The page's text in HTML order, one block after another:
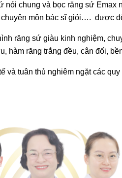
nói chung và bọc răng sứ
môn bác sĩ giỏi…. được
răng sứ giàu kinh nghiệm,
hàm răng trắng đều, cân đối,
và tuân thủ nghiêm ngặt các